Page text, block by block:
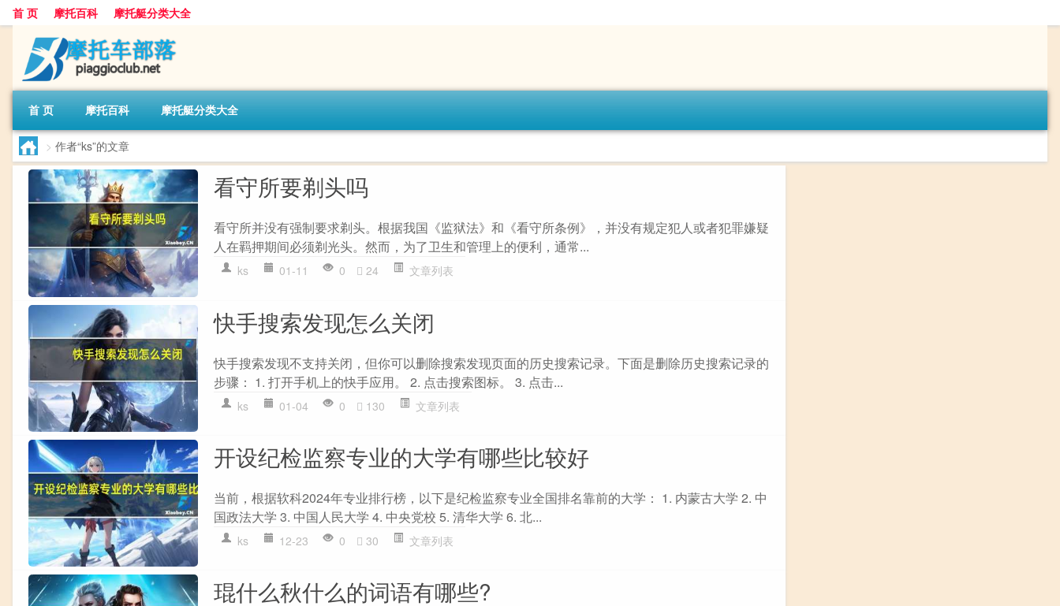
首 页 摩托百科 摩托艇分类大全
首 页 摩托百科 摩托艇分类大全
> 作者“ks”的文章
看守所要剃头吗
看守所并没有强制要求剃头。根据我国《监狱法》和《看守所条例》，并没有规定犯人或者犯罪嫌疑
人在羁押期间必须剃光头。然而，为了卫生和管理上的便利，通常...
ks 01-11 0 24 文章列表
快手搜索发现怎么关闭
快手搜索发现不支持关闭，但你可以删除搜索发现页面的历史搜索记录。下面是删除历史搜索记录的
步骤： 1. 打开手机上的快手应用。 2. 点击搜索图标。 3. 点击...
ks 01-04 0 130 文章列表
开设纪检监察专业的大学有哪些比较好
当前，根据软科2024年专业排行榜，以下是纪检监察专业全国排名靠前的大学： 1. 内蒙古大学 2. 中
国政法大学 3. 中国人民大学 4. 中央党校 5. 清华大学 6. 北...
ks 12-23 0 30 文章列表
琨什么秋什么的词语有哪些?